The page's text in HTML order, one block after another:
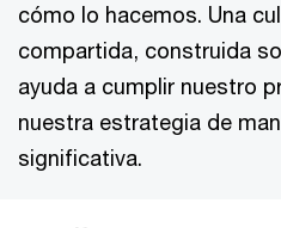
cómo lo hacemos. Una
compartida, construida
ayuda a cumplir nuestro
nuestra estrategia de
significativa.